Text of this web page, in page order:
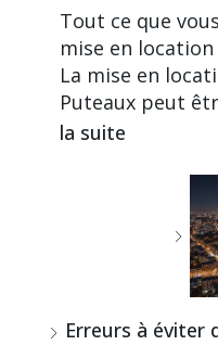
Tout ce que
mise en
La mise en
Puteaux peut
la suite
Erreurs à éviter